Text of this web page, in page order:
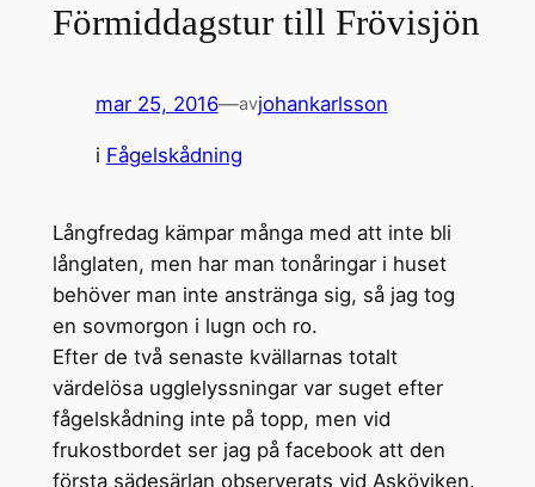
Förmiddagstur till Frövisjön
mar 25, 2016—avjohankarlsson
i Fågelskådning
Långfredag kämpar många med att inte bli
långlaten, men har man tonåringar i huset
behöver man inte anstränga sig, så jag tog
en sovmorgon i lugn och ro.
Efter de två senaste kvällarnas totalt
värdelösa ugglelyssningar var suget efter
fågelskådning inte på topp, men vid
frukostbordet ser jag på facebook att den
första sädesärlan observerats vid Asköviken.